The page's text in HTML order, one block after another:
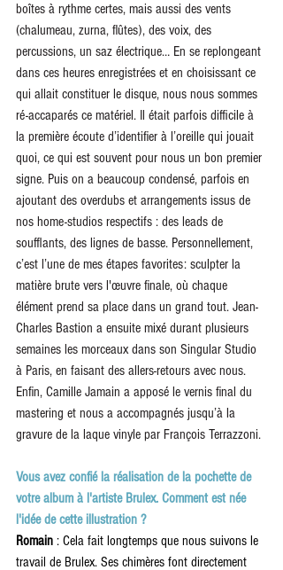
boîtes à rythme certes, mais aussi des vents
(chalumeau, zurna, flûtes), des voix, des
percussions, un saz électrique… En se replongeant
dans ces heures enregistrées et en choisissant ce
qui allait constituer le disque, nous nous sommes
ré-accaparés ce matériel. Il était parfois difficile à
la première écoute d’identifier à l’oreille qui jouait
quoi, ce qui est souvent pour nous un bon premier
signe. Puis on a beaucoup condensé, parfois en
ajoutant des overdubs et arrangements issus de
nos home-studios respectifs : des leads de
soufflants, des lignes de basse. Personnellement,
c’est l’une de mes étapes favorites: sculpter la
matière brute vers l'œuvre finale, où chaque
élément prend sa place dans un grand tout. Jean-
Charles Bastion a ensuite mixé durant plusieurs
semaines les morceaux dans son Singular Studio
à Paris, en faisant des allers-retours avec nous.
Enfin, Camille Jamain a apposé le vernis final du
mastering et nous a accompagnés jusqu’à la
gravure de la laque vinyle par François Terrazzoni.
Vous avez confié la réalisation de la pochette de
votre album à l'artiste Brulex. Comment est née
l'idée de cette illustration ?
Romain : Cela fait longtemps que nous suivons le
travail de Brulex. Ses chimères font directement